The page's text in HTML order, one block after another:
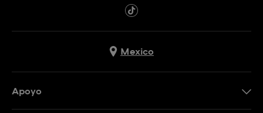
Mexico
Apoyo